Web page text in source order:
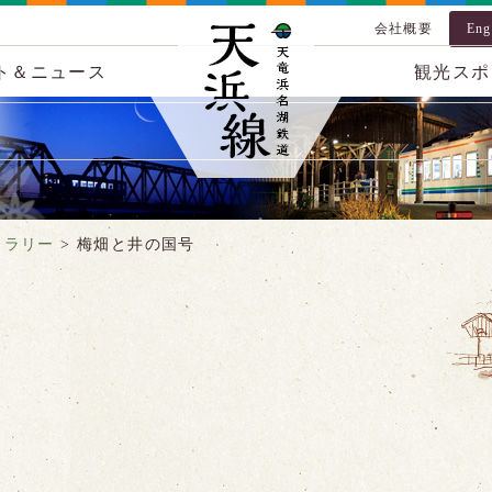
会社概要
＆ニュース 観光ス
リー >梅畑と井の国号